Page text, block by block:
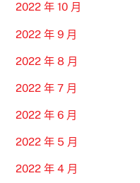
2022 年 10 月
2022 年 9 月
2022 年 8 月
2022 年 7 月
2022 年 6 月
2022 年 5 月
2022 年 4 月